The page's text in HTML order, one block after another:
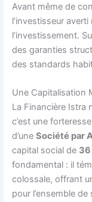
Avant même de
l’investisseur
l’investissement.
des garanties
des standards
Une Capitalisation
La Financière Istra
c’est une
d’uneSociété par
capital social de 36
fondamental : il
colossale, offrant
pour l’ensemble